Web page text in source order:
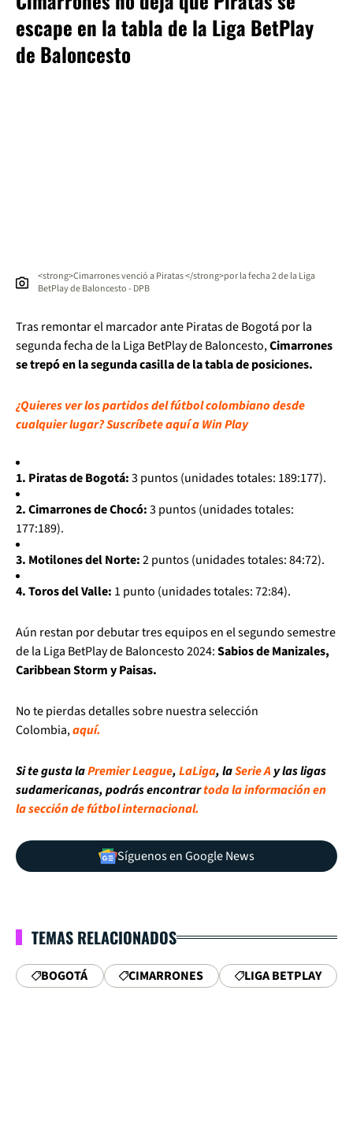
escape en la tabla de la Liga BetPlay
de Baloncesto
<strong>Cimarrones venció a Piratas </strong>por la fecha 2 de la Liga
BetPlay de Baloncesto - DPB
Tras remontar el marcador ante Piratas de Bogotá por la
segunda fecha de la Liga BetPlay de Baloncesto,Cimarrones
se trepó en la segunda casilla de la tabla de posiciones.
¿Quieres ver los partidos del fútbol colombiano desde
cualquier lugar? Suscríbete aquí a Win Play
1. Piratas de Bogotá:3 puntos (unidades totales: 189:177).
2. Cimarrones de Chocó:3 puntos (unidades totales:
177:189).
3. Motilones del Norte:2 puntos (unidades totales: 84:72).
4. Toros del Valle: 1 punto (unidades totales: 72:84).
Aún restan por debutar tres equipos en el segundo semestre
de la Liga BetPlay de Baloncesto 2024:Sabios de Manizales,
Caribbean Storm y Paisas.
No te pierdas detalles sobre nuestra selección
Colombia,aquí.
Si te gusta laPremier League,LaLiga, laSerie Ay las ligas
sudamericanas, podrás encontrartoda la información en
la sección de fútbol internacional.
Síguenos en Google News
TEMAS RELACIONADOS
BOGOTÁ CIMARRONES LIGA BETPLAY